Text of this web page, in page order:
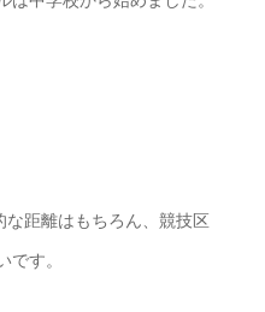
な距離はもちろん、競技区
す。